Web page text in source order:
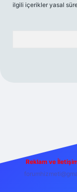
ilgili içerikler yasal
Reklam ve